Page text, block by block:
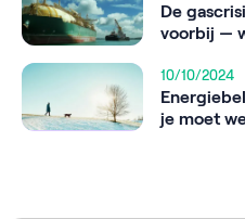
De
voorbij —
10/10/2024
je moet